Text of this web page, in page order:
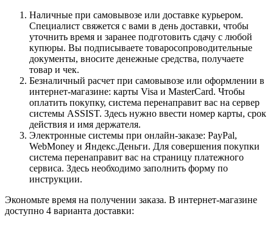
Наличные при самовывозе или доставке курьером.
Специалист свяжется с вами в день доставки, чтобы
уточнить время и заранее подготовить сдачу с любой
купюры. Вы подписываете товаросопроводительные
документы, вносите денежные средства, получаете
товар и чек.
Безналичный расчет при самовывозе или оформлении в
интернет-магазине: карты Visa и MasterCard. Чтобы
оплатить покупку, система перенаправит вас на сервер
системы ASSIST. Здесь нужно ввести номер карты, срок
действия и имя держателя.
Электронные системы при онлайн-заказе: PayPal,
WebMoney и Яндекс.Деньги. Для совершения покупки
система перенаправит вас на страницу платежного
сервиса. Здесь необходимо заполнить форму по
инструкции.
Экономьте время на получении заказа. В интернет-магазине
доступно 4 варианта доставки: